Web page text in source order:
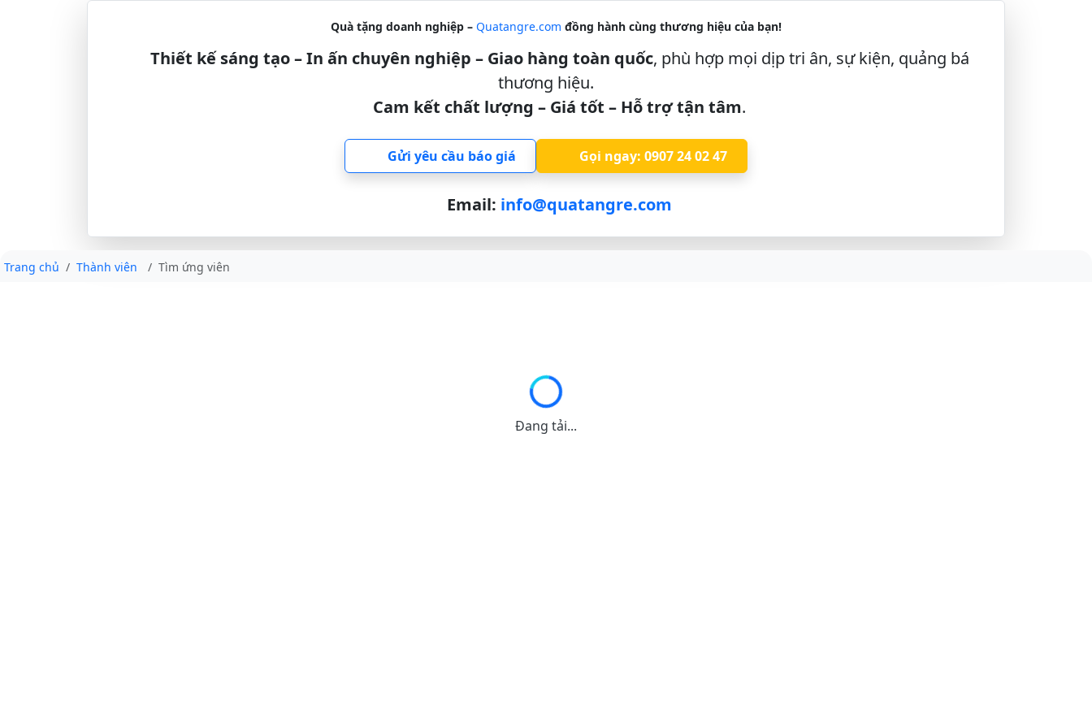
Quà tặng doanh nghiệp –Quatangre.com đồng hành cùng thương hiệu của bạn!
Thiết kế sáng tạo – In ấn chuyên nghiệp – Giao hàng toàn quốc, phù hợp mọi dịp tri ân, sự kiện, quảng bá
thương hiệu.
Cam kết chất lượng – Giá tốt – Hỗ trợ tận tâm.
Gửi yêu cầu báo giá Gọi ngay: 0907 24 02 47
Email: info@quatangre.com
Trang chủ Thành viên Tìm ứng viên
Đang tải...